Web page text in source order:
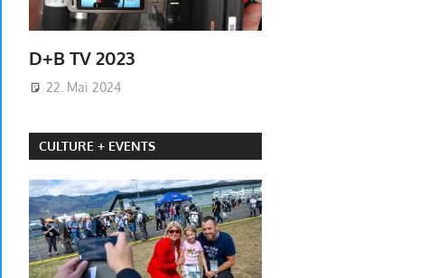
D+B TV 2023
22. Mai 2024
CULTURE + EVENTS